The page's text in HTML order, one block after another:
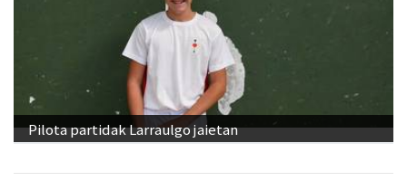
Pilota partidak Larraulgo jaietan